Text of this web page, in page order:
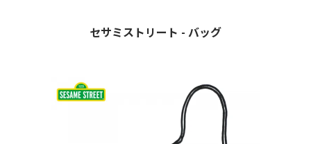
セサミストリート - バッグ